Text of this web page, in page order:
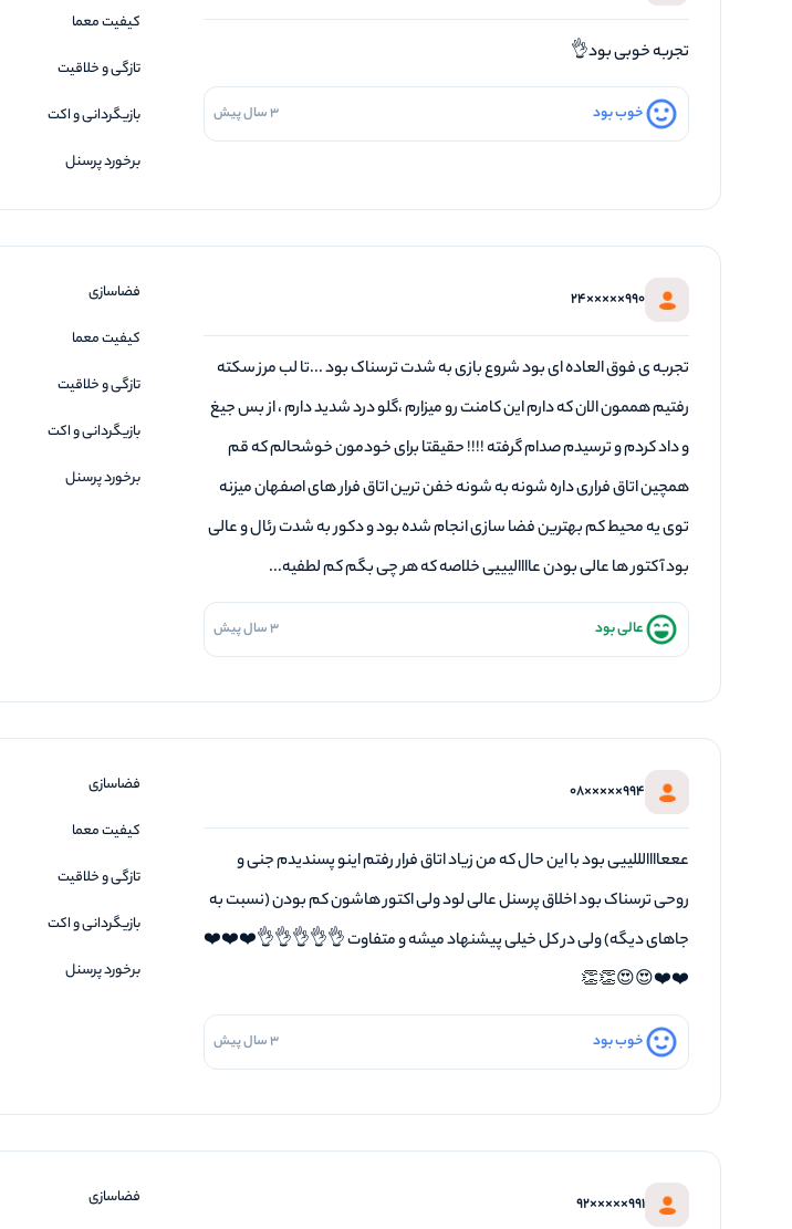
تجربه خوبی بود👌
خوب بود 3 سال پیش
کیفیت معما
تازگی و خلاقیت
بازیگردانی و اکت
برخورد پرسنل
990×××××24
تجربه ی فوق العاده ای بود شروع بازی به شدت ترسناک بود ...تا لب مرز سکته
رفتیم هممون الان که دارم این کامنت رو میزارم ،گلو درد شدید دارم ، از بس جیغ
و داد کردم و ترسیدم صدام گرفته !!!! حقیقتا برای خودمون خوشحالم که قم
همچین اتاق فراری داره شونه به شونه خفن ترین اتاق فرار های اصفهان میزنه
توی یه محیط کم بهترین فضا سازی انجام شده بود و دکور به شدت رئال و عالی
بود آکتور ها عالی بودن عاااالیییی خلاصه که هر چی بگم کم لطفیه...
عالی بود 3 سال پیش
فضاسازی
کیفیت معما
تازگی و خلاقیت
بازیگردانی و اکت
برخورد پرسنل
994×××××08
عععاااالللییی بود با این حال که من زیاد اتاق فرار رفتم اینو پسندیدم جنی و
روحی ترسناک بود اخلاق پرسنل عالی لود ولی اکتور هاشون کم بودن (نسبت به
جاهای دیگه) ولی در کل خیلی پیشنهاد میشه و متفاوت 👌👌👌👌👌❤️❤️❤️
❤️❤️😍😍👏👏
خوب بود 3 سال پیش
فضاسازی
کیفیت معما
تازگی و خلاقیت
بازیگردانی و اکت
برخورد پرسنل
991×××××92 فضاسازی